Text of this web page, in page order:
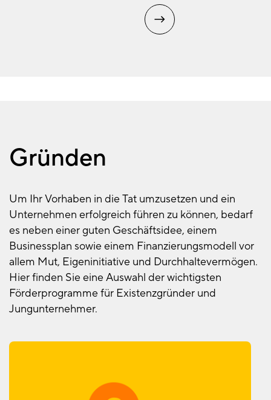
Gründen
Um Ihr Vorhaben in die Tat umzusetzen und ein
Unternehmen erfolgreich führen zu können, bedarf
es neben einer guten Geschäftsidee, einem
Businessplan sowie einem Finanzierungsmodell vor
allem Mut, Eigeninitiative und Durchhaltevermögen.
Hier finden Sie eine Auswahl der wichtigsten
Förderprogramme für Existenzgründer und
Jungunternehmer.